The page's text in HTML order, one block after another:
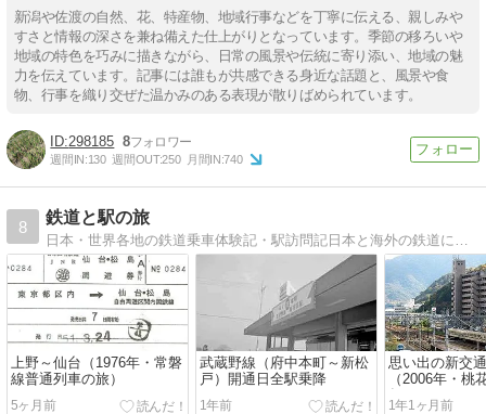
新潟や佐渡の自然、花、特産物、地域行事などを丁寧に伝える、親しみや
すさと情報の深さを兼ね備えた仕上がりとなっています。季節の移ろいや
地域の特色を巧みに描きながら、日常の風景や伝統に寄り添い、地域の魅
力を伝えています。記事には誰もが共感できる身近な話題と、風景や食
物、行事を織り交ぜた温かみのある表現が散りばめられています。
298185 8
週間IN:130 週間OUT:250 月間IN:740
8
鉄道と駅の旅
上野～仙台（1976年・常磐
線普通列車の旅）
5ヶ月前
武蔵野線（府中本町～新松
戸）開通日全駅乗降
1年前
思い出の新交
（2006年・桃
年・スカイレ
1年1ヶ月前